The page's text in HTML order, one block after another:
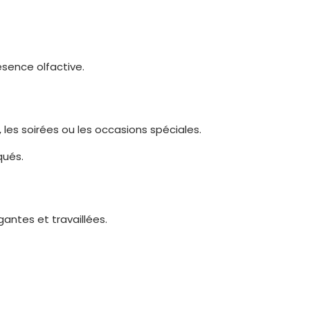
olfactive.
soirées ou les occasions spéciales.
et travaillées.